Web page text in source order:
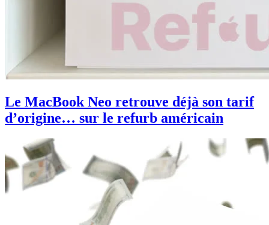
Le MacBook Neo retrouve déjà son tarif
d’origine… sur le refurb américain